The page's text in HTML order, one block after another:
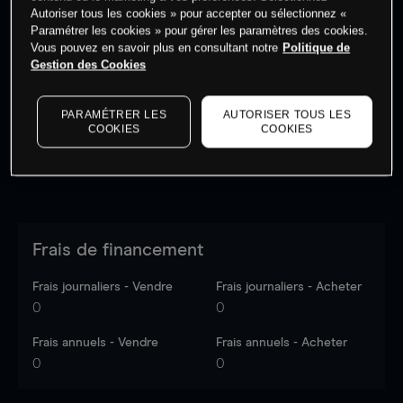
Les prix sont indicatifs.Connectez-vous pour voir les
dernières données du marché.
Frais de financement
Frais journaliers - Vendre
0
Frais journaliers - Acheter
0
Frais annuels - Vendre
0
Frais annuels - Acheter
0
Autoriser tous les cookies » pour accepter ou sélectionnez «
Paramétrer les cookies » pour gérer les paramètres des cookies.
Vous pouvez en savoir plus en consultant notre Politique de
Gestion des Cookies
PARAMÉTRER LES
COOKIES
AUTORISER TOUS LES
COOKIES